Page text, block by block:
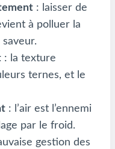
: laisser de
à polluer la
: la texture
ternes, et le
: l’air est l’ennemi
par le froid.
gestion des